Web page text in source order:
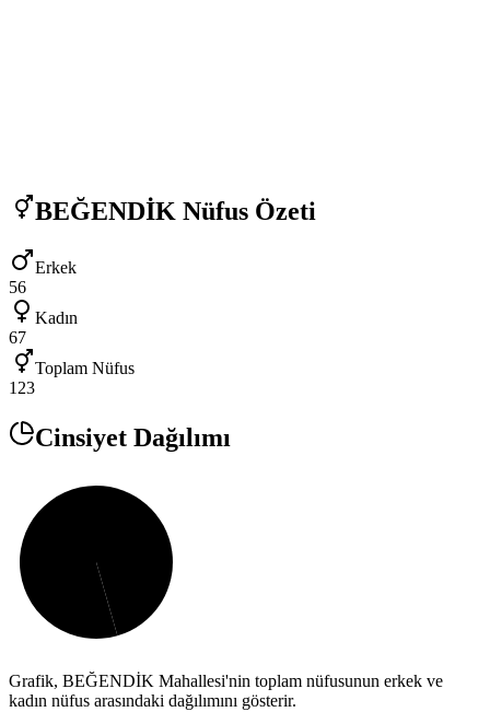
BEĞENDİK Nüfus Özeti
Erkek
56
Kadın
67
Toplam Nüfus
123
Cinsiyet Dağılımı
Grafik, BEĞENDİK Mahallesi'nin toplam nüfusunun erkek ve
kadın nüfus arasındaki dağılımını gösterir.